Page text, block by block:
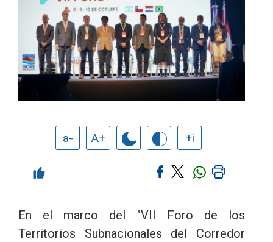
a- A+ +i
En el marco del "VII Foro de los
Territorios Subnacionales del Corredor